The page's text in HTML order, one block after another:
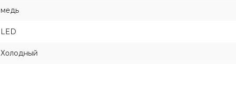
медь
LED
Холодный